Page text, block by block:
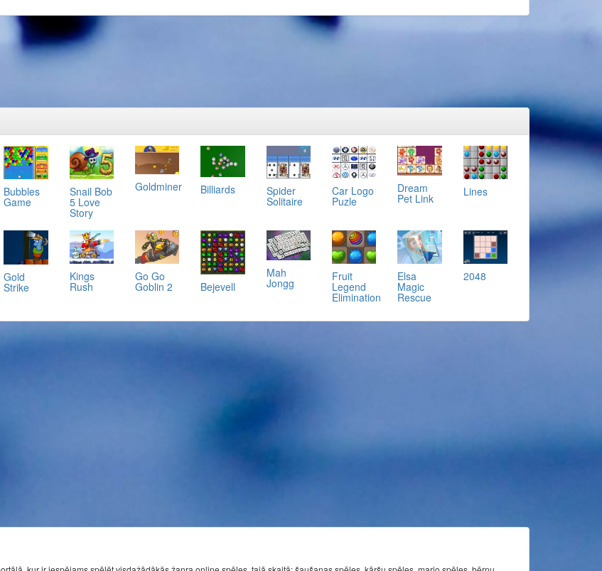
Bubbles
Game
Snail Bob
5 Love
Story
Goldminer Billiards Spider
Solitaire
Car Logo
Puzle
Dream
Pet Link Lines
Gold
Strike
Kings
Rush
Go Go
Goblin 2 Bejevell
Mah
Jongg
Fruit
Legend
Elimination
Elsa
Magic
Rescue
2048